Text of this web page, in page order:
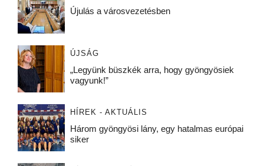
Újulás a városvezetésben
ÚJSÁG
„Legyünk büszkék arra, hogy gyöngyösiek
vagyunk!”
HÍREK - AKTUÁLIS
Három gyöngyösi lány, egy hatalmas európai
siker